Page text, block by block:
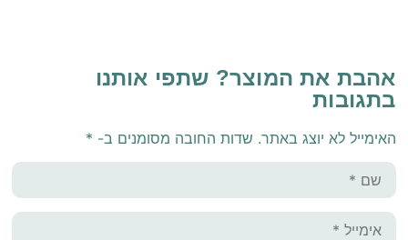
אהבת את המוצר? שתפי אותנו
בתגובות
האימייל לא יוצג באתר. שדות החובה מסומנים ב- *